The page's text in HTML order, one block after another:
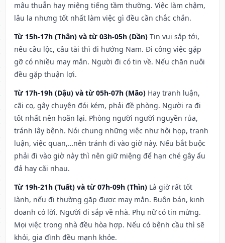
mâu thuẫn hay miệng tiếng tầm thường. Việc làm chậm,
lâu la nhưng tốt nhất làm việc gì đều cần chắc chắn.
Từ 15h-17h (Thân) và từ 03h-05h (Dần) Tin vui sắp tới,
nếu cầu lộc, cầu tài thì đi hướng Nam. Đi công việc gặp
gỡ có nhiều may mắn. Người đi có tin về. Nếu chăn nuôi
đều gặp thuận lợi.
Từ 17h-19h (Dậu) và từ 05h-07h (Mão) Hay tranh luận,
cãi cọ, gây chuyện đói kém, phải đề phòng. Người ra đi
tốt nhất nên hoãn lại. Phòng người người nguyền rủa,
tránh lây bệnh. Nói chung những việc như hội họp, tranh
luận, việc quan,…nên tránh đi vào giờ này. Nếu bắt buộc
phải đi vào giờ này thì nên giữ miệng để hạn ché gây ẩu
đả hay cãi nhau.
Từ 19h-21h (Tuất) và từ 07h-09h (Thìn) Là giờ rất tốt
lành, nếu đi thường gặp được may mắn. Buôn bán, kinh
doanh có lời. Người đi sắp về nhà. Phụ nữ có tin mừng.
Mọi việc trong nhà đều hòa hợp. Nếu có bệnh cầu thì sẽ
khỏi, gia đình đều mạnh khỏe.